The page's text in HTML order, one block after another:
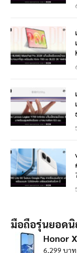
มือถือรุ่นยอดนิ
Honor
6,299 บาท